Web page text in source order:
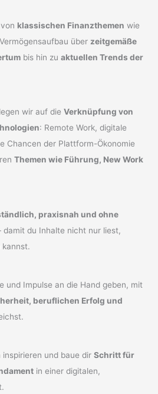
klassischen Finanzthemen wie
über zeitgemäße
bis hin zuaktuellen Trends der
wir auf dieVerknüpfung von
: Remote Work, digitale
Chancen der Plattform-Ökonomie
Themen wie Führung, New Work
praxisnah und ohne
damit du Inhalte nicht nur liest,
kannst.
und Impulse an die Hand geben, mit
beruflichen Erfolg und
inspirieren und baue dirSchritt für
in einer digitalen,